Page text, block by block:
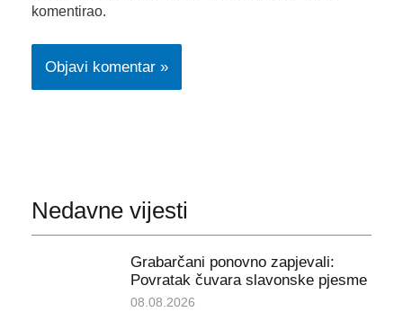
komentirao.
Nedavne vijesti
Grabarčani ponovno zapjevali:
Povratak čuvara slavonske pjesme
08.08.2026